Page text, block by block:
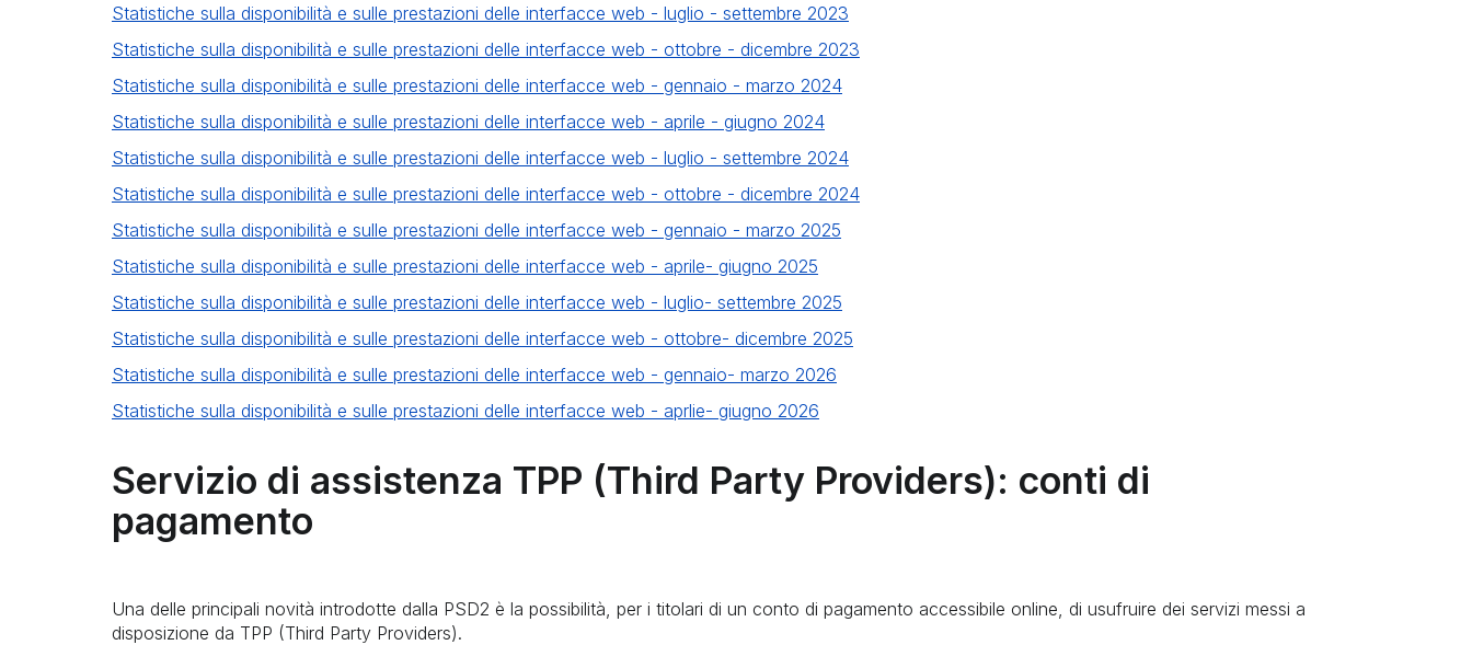
Statistiche sulla disponibilità e sulle prestazioni delle interfacce web - luglio - settembre 2023
Statistiche sulla disponibilità e sulle prestazioni delle interfacce web - ottobre - dicembre 2023
Statistiche sulla disponibilità e sulle prestazioni delle interfacce web - gennaio - marzo 2024
Statistiche sulla disponibilità e sulle prestazioni delle interfacce web - aprile - giugno 2024
Statistiche sulla disponibilità e sulle prestazioni delle interfacce web - luglio - settembre 2024
Statistiche sulla disponibilità e sulle prestazioni delle interfacce web - ottobre - dicembre 2024
Statistiche sulla disponibilità e sulle prestazioni delle interfacce web - gennaio - marzo 2025
Statistiche sulla disponibilità e sulle prestazioni delle interfacce web - aprile- giugno 2025
Statistiche sulla disponibilità e sulle prestazioni delle interfacce web - luglio- settembre 2025
Statistiche sulla disponibilità e sulle prestazioni delle interfacce web - ottobre- dicembre 2025
Statistiche sulla disponibilità e sulle prestazioni delle interfacce web - gennaio- marzo 2026
Statistiche sulla disponibilità e sulle prestazioni delle interfacce web - aprlie- giugno 2026
Servizio di assistenza TPP (Third Party Providers): conti di
pagamento
Una delle principali novità introdotte dalla PSD2 è la possibilità, per i titolari di un conto di pagamento accessibile online, di usufruire dei servizi messi a
disposizione da TPP (Third Party Providers).